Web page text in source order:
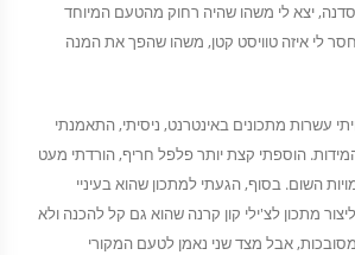
יצא לי משהו שהיה רחוק מהטעם המיוחד
לי איזה טוויסט קטן, משהו שהפך את המנה
עשרות מתכונים באינטרנט, ניסיתי, התאמנתי
הוספתי קצת יותר פלפל חריף, הורדתי מעט
השום. בסוף, הגעתי למתכון שהוא בעיניי
מתכון לצ'ילי קון קרנה שהוא גם קל להכנה ולא
אבל מצד שני נאמן לטעם המקורי